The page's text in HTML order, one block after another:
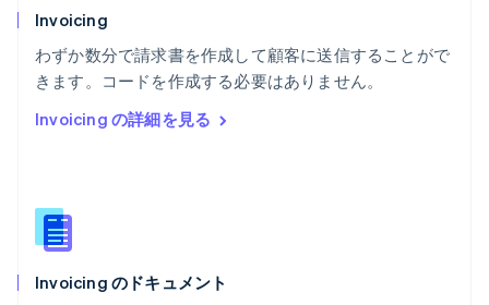
Invoicing
わずか数分で請求書を作成して顧客に送信することがで
きます。コードを作成する必要はありません。
Invoicing の詳細を見る
Invoicing のドキュメント
ポーランド
English
ポルトガル
PortuguêsEnglish
English
Español
ラトビア
リトアニア